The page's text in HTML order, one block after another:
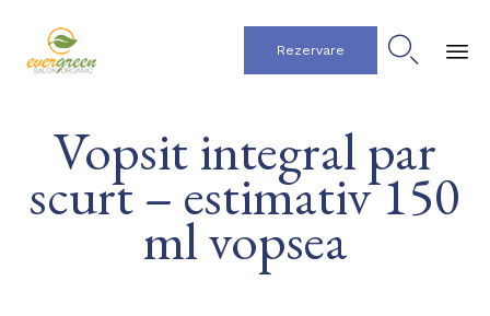
Rezervare 
Vopsit integral par
scurt – estimativ 150
ml vopsea